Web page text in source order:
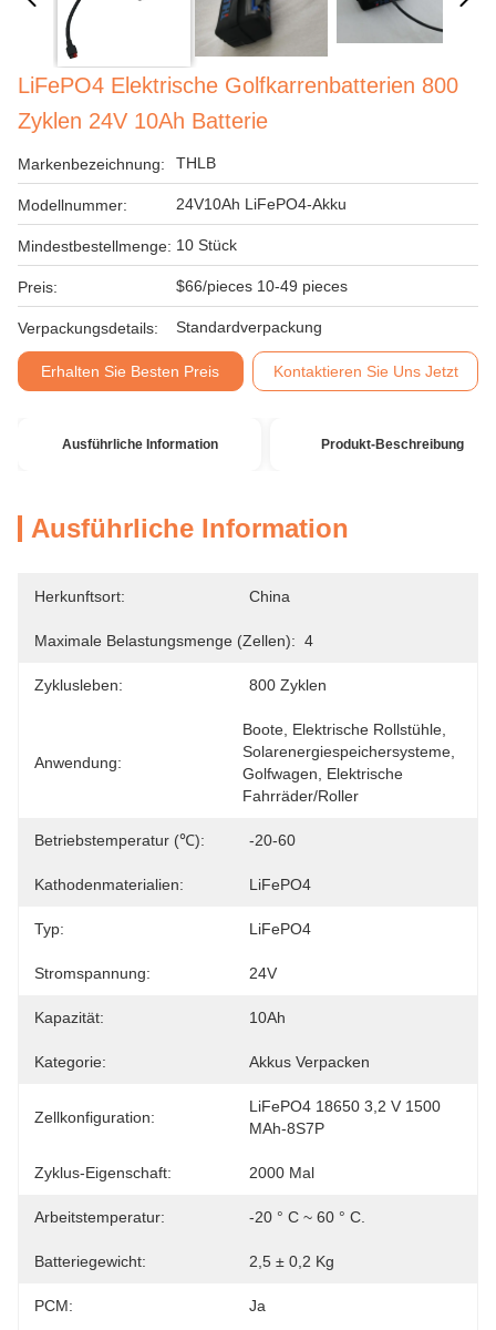
LiFePO4 Elektrische Golfkarrenbatterien 800
Zyklen 24V 10Ah Batterie
Markenbezeichnung: THLB
Modellnummer: 24V10Ah LiFePO4-Akku
Mindestbestellmenge: 10 Stück
Preis: $66/pieces 10-49 pieces
Verpackungsdetails: Standardverpackung
Erhalten Sie Besten Preis Kontaktieren Sie Uns Jetzt
Ausführliche Information Produkt-Beschreibung
Ausführliche Information
Herkunftsort: China
Maximale Belastungsmenge (zellen): 4
Zyklusleben: 800 Zyklen
Anwendung:
Boote, Elektrische Rollstühle,
Solarenergiespeichersysteme,
Golfwagen, Elektrische
Fahrräder/Roller
Betriebstemperatur (℃): -20-60
Kathodenmaterialien: LiFePO4
Typ: LiFePO4
Stromspannung: 24V
Kapazität: 10Ah
Kategorie: Akkus Verpacken
Zellkonfiguration:
LiFePO4 18650 3,2 V 1500
MAh-8S7P
Zyklus-Eigenschaft: 2000 Mal
Arbeitstemperatur: -20 ° C ~ 60 ° C.
Batteriegewicht: 2,5 ± 0,2 Kg
PCM: Ja